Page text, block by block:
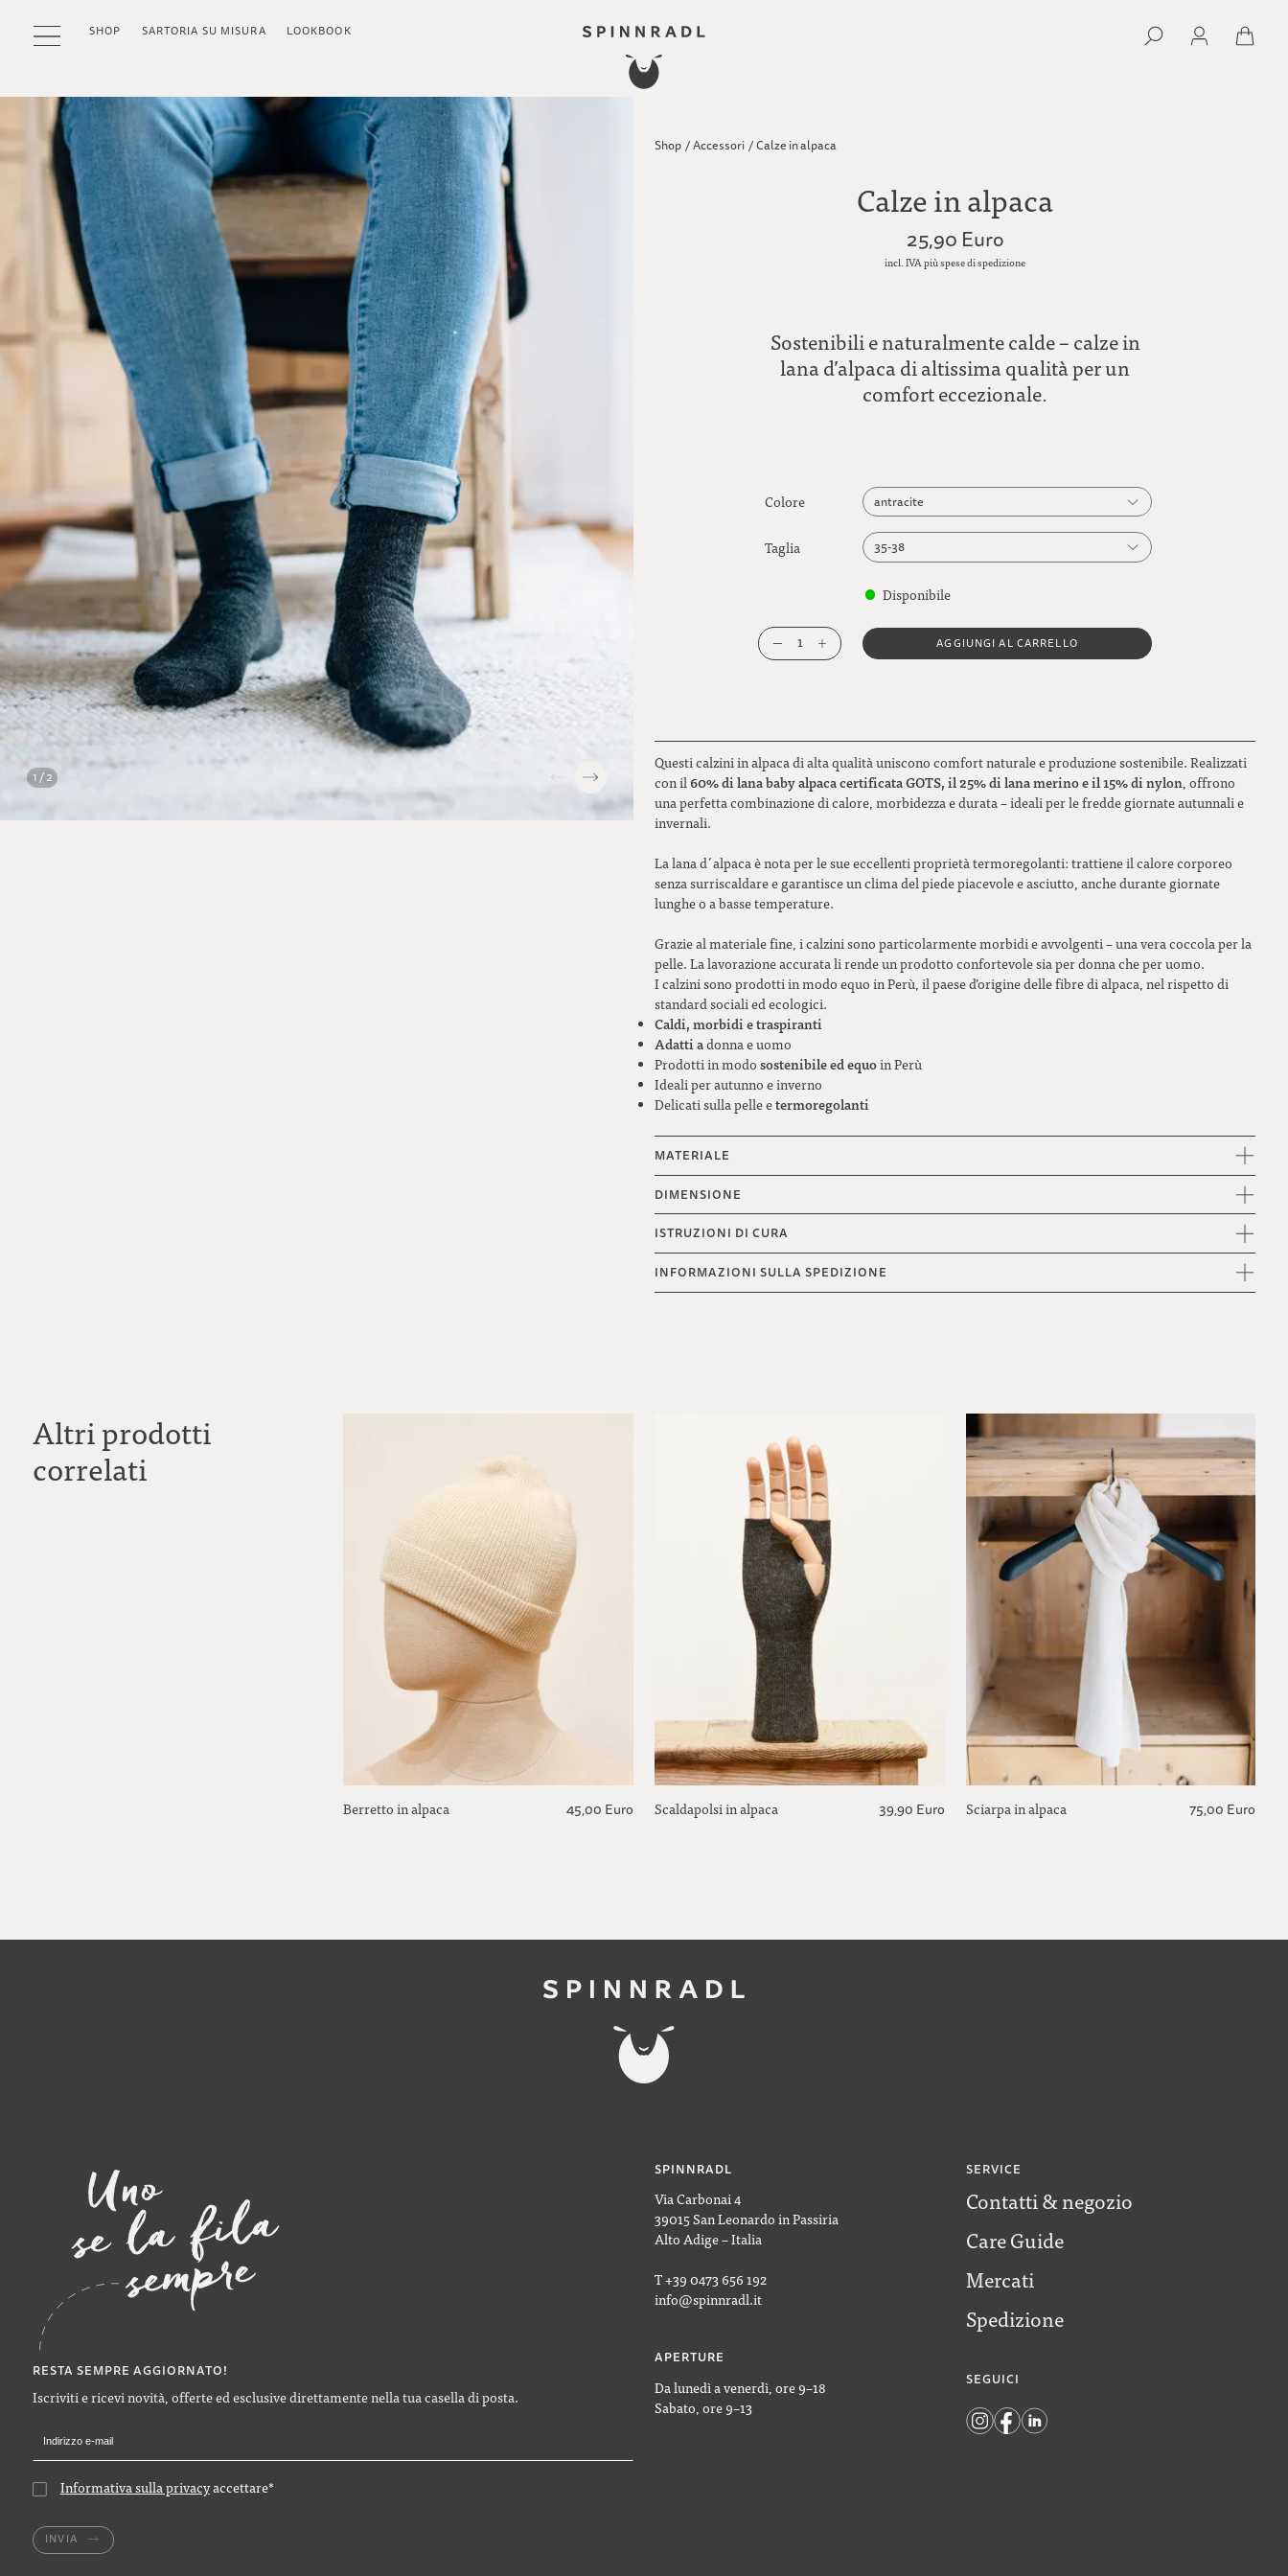
SHOP SARTORIA SU MISURA LOOKBOOK
Shop /Accessori /Calze in alpaca
Calze in alpaca
25,90 Euro
incl. IVA più spese di spedizione
Sostenibili e naturalmente calde – calze in
lana d’alpaca di altissima qualità per un
comfort eccezionale.
Colore
antracite
antracite
Taglia
35-38
42-44
Disponibile
1 AGGIUNGI AL CARRELLO
Questi calzini in alpaca di alta qualità uniscono comfort naturale e produzione sostenibile. Realizzati
con il 60% di lana baby alpaca certificata GOTS, il 25% di lana merino e il 15% di nylon, offrono
una perfetta combinazione di calore, morbidezza e durata – ideali per le fredde giornate autunnali e
invernali.
La lana d´alpaca è nota per le sue eccellenti proprietà termoregolanti: trattiene il calore corporeo
senza surriscaldare e garantisce un clima del piede piacevole e asciutto, anche durante giornate
lunghe o a basse temperature.
Grazie al materiale fine, i calzini sono particolarmente morbidi e avvolgenti – una vera coccola per la
pelle. La lavorazione accurata li rende un prodotto confortevole sia per donna che per uomo.
I calzini sono prodotti in modo equo in Perù, il paese d’origine delle fibre di alpaca, nel rispetto di
standard sociali ed ecologici.
Caldi, morbidi e traspiranti
Adatti adonna e uomo
Prodotti in modosostenibile ed equoin Perù
Ideali per autunno e inverno
Delicati sulla pelle etermoregolanti
MATERIALE
DIMENSIONE
ISTRUZIONI DI CURA
INFORMAZIONI SULLA SPEDIZIONE
Altri prodotti
correlati
Berretto in alpaca 45,00 Euro Scaldapolsi in alpaca 39,90 Euro Sciarpa in alpaca 75,00 Euro
RESTA SEMPRE AGGIORNATO!
Iscriviti e ricevi novità, offerte ed esclusive direttamente nella tua casella di posta.
Informativa sulla privacyaccettare*
INVIA
SPINNRADL
Via Carbonai 4
39015 San Leonardo in Passiria
Alto Adige – Italia
T +39 0473 656 192
info@spinnradl.it
APERTURE
Da lunedì a venerdì, ore 9–18
Sabato, ore 9–13
SERVICE
Contatti & negozio
Care Guide
Mercati
Spedizione
SEGUICI
1 / 2